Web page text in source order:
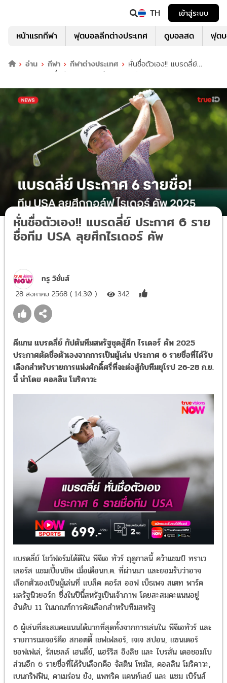
TH เข้าสู่ระบบ
หน้าแรกกีฬา ฟุตบอลลีกต่างประเทศ ดูบอลสด ฟุต
อ่าน กีฬา กีฬาต่างประเทศ
หั่นชื่อตัวเอง!! แบรดลี่ย์
ประกาศ 6 รายชื่อทีม USA ลุยศึกไรเดอร์ คัพ
หั่นชื่อตัวเอง!! แบรดลี่ย์ ประกาศ 6 ราย
ชื่อทีม USA ลุยศึกไรเดอร์ คัพ
ทรู วิชั่นส์
28 สิงหาคม 2568 ( 14:30 ) 342
คีแกน แบรดลี่ย์ กัปตันทีมสหรัฐชุดสู้ศึก ไรเดอร์ คัพ 2025
ประกาศตัดชื่อตัวเองจากการเป็นผู้เล่น ประกาศ 6 รายชื่อที่ได้รับ
เลือกสำหรับรายการแห่งศักดิ์ศรี่ที่จะต่อสู้กับทีมยุโรป 26-28 ก.ย.
นี้ นำโดย คอลลิน โมริคาวะ
แบรดลี่ย์ โชว์ฟอร์มได้ดีใน พีจีเอ ทัวร์ ฤดูกาลนี้ คว้าแชมป์ ทราเว
เลอร์ส แชมเปี้ยนชิพ เมื่อเดือนก.ค. ที่ผ่านมา และยอมรับว่าอาจ
เลือกตัวเองเป็นผู้เล่นที่ แบล็ค คอร์ส ออฟ เบ็ธเพจ สเตท พาร์ค
มลรัฐนิวยอร์ก ซึ่งในปีนี้สหรัฐเป็นเจ้าภาพ โดยสะสมคะแนนอยู่
อันดับ 11 ในเกณฑ์การคัดเลือกสำหรับทีมสหรัฐ
6 ผู้เล่นที่สะสมคะแนนได้มากที่สุดทั้งจากการเล่นใน พีจีเอทัวร์ และ
รายการเมเจอร์คือ สกอตตี้ เชฟเฟลอร์, เจเจ สปอน, แซนเดอร์
ชอฟเฟเล่, รัสเซลล์ เฮนลี่ย์, แฮร์ริส อิงลิช และ ไบรสัน เดอชอมโบ
ส่วนอีก 6 รายชื่อที่ได้รับเลือกคือ จัสติน โทมัส, คอลลิน โมริคาวะ,
เบนกริฟฟิน, คาเมร่อน ยัง, แพทริค แคนท์เลย์ และ แซม เบิร์นส์